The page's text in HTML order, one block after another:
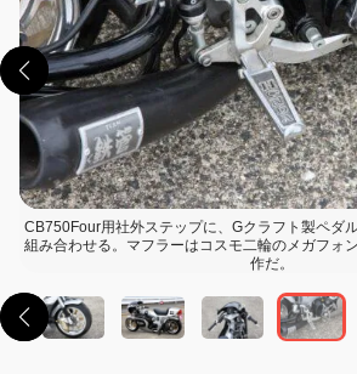
CB750Four用社外ステップに、Gクラフト製ペダ
組み合わせる。マフラーはコスモ二輪のメガフォ
作だ。
この画像の記事を読む